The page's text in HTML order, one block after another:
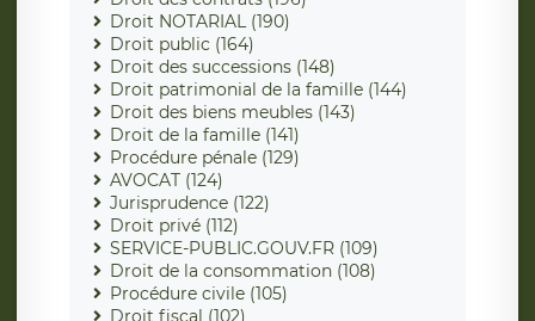
Droit NOTARIAL (190)
Droit public (164)
Droit des successions (148)
Droit patrimonial de la famille (144)
Droit des biens meubles (143)
Droit de la famille (141)
Procédure pénale (129)
AVOCAT (124)
Jurisprudence (122)
Droit privé (112)
SERVICE-PUBLIC.GOUV.FR (109)
Droit de la consommation (108)
Procédure civile (105)
Droit fiscal (102)